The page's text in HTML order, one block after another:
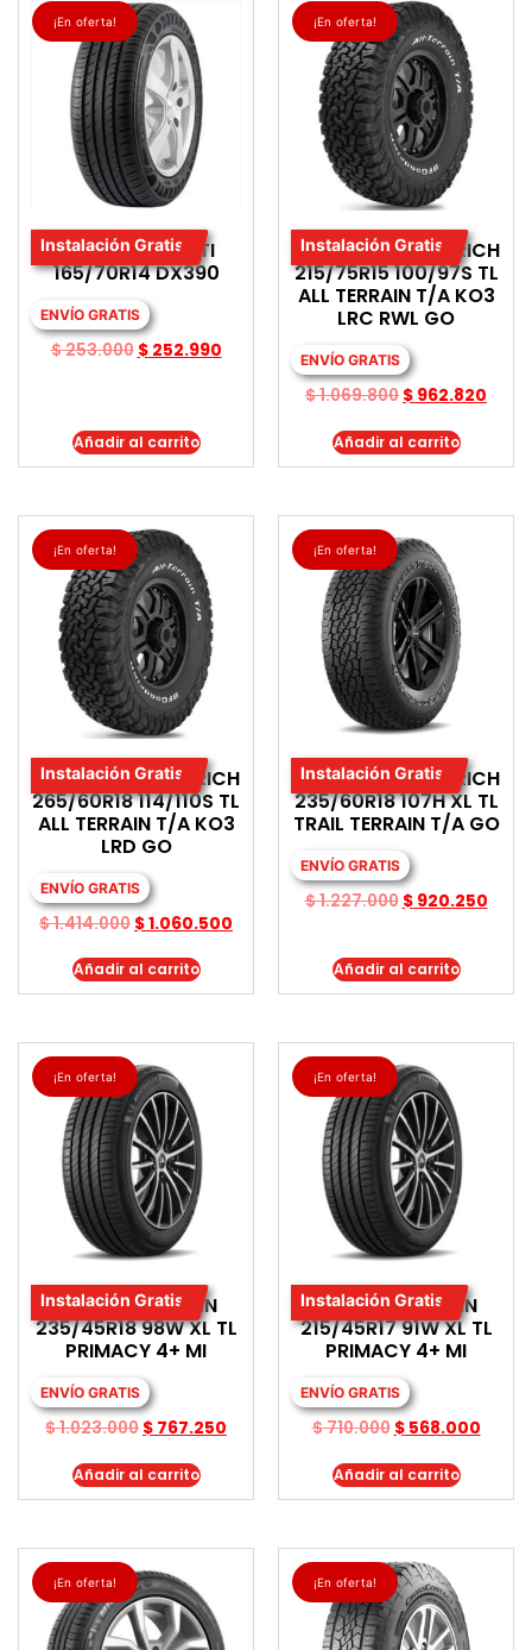
¡En oferta!
Instalación Gratis
LLANTA DAVANTI
165/70R14 DX390
ENVÍO GRATIS
$253.000 $252.990
Añadir al carrito
¡En oferta!
Instalación Gratis
LLANTA BF GOODRICH
215/75R15 100/97S TL
ALL TERRAIN T/A KO3
LRC RWL GO
ENVÍO GRATIS
$1.069.800 $ 962.820
Añadir al carrito
¡En oferta!
Instalación Gratis
LLANTA BF GOODRICH
265/60R18 114/110S TL
ALL TERRAIN T/A KO3
LRD GO
ENVÍO GRATIS
$1.414.000 $1.060.500
Añadir al carrito
¡En oferta!
Instalación Gratis
LLANTA BF GOODRICH
235/60R18 107H XL TL
TRAIL TERRAIN T/A GO
ENVÍO GRATIS
$1.227.000 $920.250
Añadir al carrito
¡En oferta!
Instalación Gratis
LLANTA MICHELIN
235/45R18 98W XL TL
PRIMACY 4+ MI
ENVÍO GRATIS
$1.023.000 $ 767.250
Añadir al carrito
¡En oferta!
Instalación Gratis
LLANTA MICHELIN
215/45R17 91W XL TL
PRIMACY 4+ MI
ENVÍO GRATIS
$710.000 $568.000
Añadir al carrito
¡En oferta! ¡En oferta!